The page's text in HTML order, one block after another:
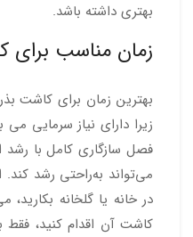
بهتری داشته باشد.
زمان مناسب برای
بهترین زمان برای کاشت
زیرا دارای نیاز سرمایی
فصل سازگاری کامل با رشد
می‌تواند به‌راحتی رشد کند.
در خانه یا گلخانه
کاشت آن اقدام کنید،